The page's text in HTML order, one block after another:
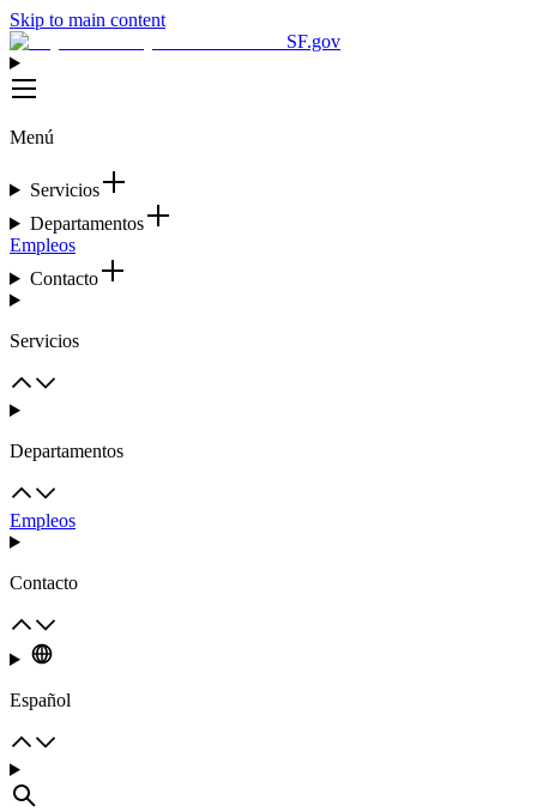
Skip to main content
SF.gov
Menú
Servicios
Departamentos
Empleos
Contacto
Servicios
Departamentos
Empleos
Contacto
Español